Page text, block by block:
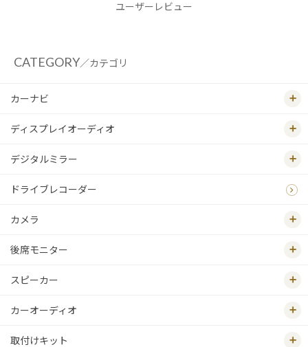
ユーザーレビュー
CATEGORY／カテゴリ
カーナビ
ディスプレイオーディオ
デジタルミラー
ドライブレコーダー
カメラ
後席モニター
スピーカー
カーオーディオ
取付けキット